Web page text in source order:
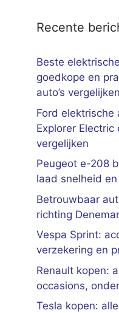
Recente
Beste
goedkope en
auto’s vergelijken
Ford elektrische
Explorer Electric
vergelijken
Peugeot e-208
laad snelheid
Betrouwbaar
richting
Vespa Sprint:
verzekering en
Renault kopen:
occasions,
Tesla kopen: